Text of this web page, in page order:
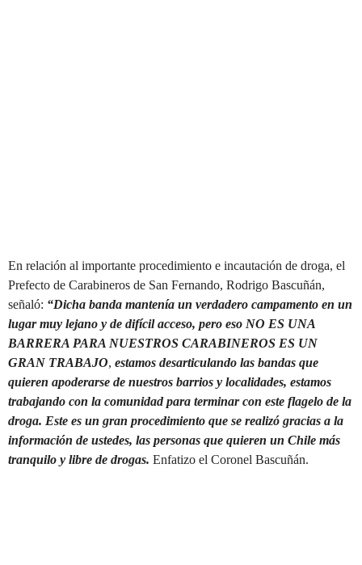
En relación al importante procedimiento e incautación de droga, el
Prefecto de Carabineros de San Fernando, Rodrigo Bascuñán,
señaló: “Dicha banda mantenía un verdadero campamento en un
lugar muy lejano y de difícil acceso, pero eso NO ES UNA
BARRERA PARA NUESTROS CARABINEROS ES UN
GRAN TRABAJO, estamos desarticulando las bandas que
quieren apoderarse de nuestros barrios y localidades, estamos
trabajando con la comunidad para terminar con este flagelo de la
droga. Este es un gran procedimiento que se realizó gracias a la
información de ustedes, las personas que quieren un Chile más
tranquilo y libre de drogas. Enfatizo el Coronel Bascuñán.